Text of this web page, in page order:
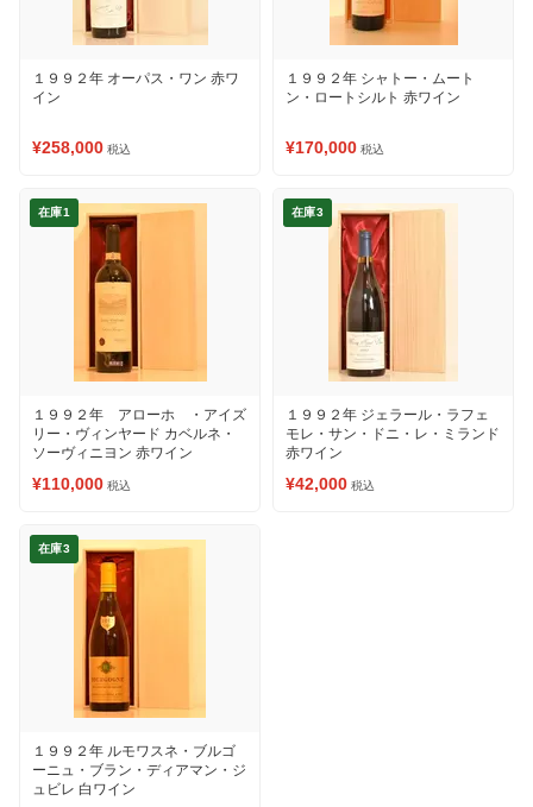
１９９２年 オーパス・ワン 赤ワ
イン
¥258,000 税込
１９９２年 シャトー・ムート
ン・ロートシルト 赤ワイン
¥170,000 税込
在庫1
１９９２年 アローホ ・アイズ
リー・ヴィンヤード カベルネ・
ソーヴィニヨン 赤ワイン
¥110,000 税込
在庫3
１９９２年 ジェラール・ラフェ
モレ・サン・ドニ・レ・ミランド
赤ワイン
¥42,000 税込
在庫3
１９９２年 ルモワスネ・ブルゴ
ーニュ・ブラン・ディアマン・ジ
ュビレ 白ワイン